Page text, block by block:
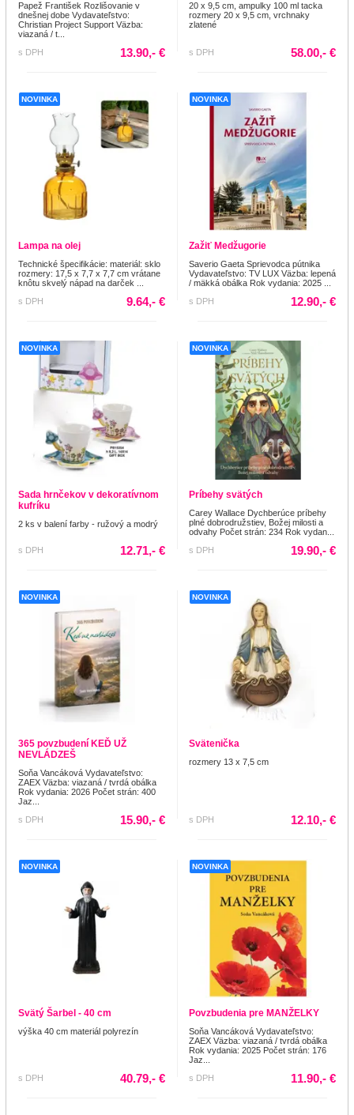
Papež František Rozlišovanie v
dnešnej dobe Vydavateľstvo:
Christian Project Support Väzba:
viazaná / t...
s DPH
13.90,- €
20 x 9,5 cm, ampulky 100 ml tacka
rozmery 20 x 9,5 cm, vrchnaky
zlatené
s DPH 58.00,- €
NOVINKA
Lampa na olej
Technické špecifikácie: materiál: sklo
rozmery: 17,5 x 7,7 x 7,7 cm vrátane
knôtu skvelý nápad na darček ...
s DPH
9.64,- €
NOVINKA
Zažiť Medžugorie
Saverio Gaeta Sprievodca pútnika
Vydavateľstvo: TV LUX Väzba: lepená
/ mäkká obálka Rok vydania: 2025 ...
s DPH
12.90,- €
NOVINKA
Sada hrnčekov v dekoratívnom
kufríku
2 ks v balení farby - ružový a modrý
s DPH 12.71,- €
NOVINKA
Príbehy svätých
Carey Wallace Dychberúce príbehy
plné dobrodružstiev, Božej milosti a
odvahy Počet strán: 234 Rok vydan...
s DPH
19.90,- €
NOVINKA
365 povzbudení KEĎ UŽ
NEVLÁDZEŠ
Soňa Vancáková Vydavateľstvo:
ZAEX Väzba: viazaná / tvrdá obálka
Rok vydania: 2026 Počet strán: 400
Jaz...
s DPH
15.90,- €
NOVINKA
Svätenička
rozmery 13 x 7,5 cm
s DPH 12.10,- €
NOVINKA
Svätý Šarbel - 40 cm
výška 40 cm materiál polyrezín
s DPH 40.79,- €
NOVINKA
Povzbudenia pre MANŽELKY
Soňa Vancáková Vydavateľstvo:
ZAEX Väzba: viazaná / tvrdá obálka
Rok vydania: 2025 Počet strán: 176
Jaz...
s DPH
11.90,- €